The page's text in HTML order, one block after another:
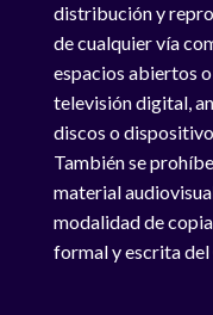
distribución y
de cualquier vía
espacios abiertos
televisión digital,
discos o
También se
material
modalidad de
formal y escrita del